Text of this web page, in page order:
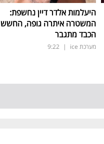
היעלמות אלדר דיין נחשפת:
המשטרה איתרה גופה, החשש
הכבד מתגבר
מערכת ice |
9:22